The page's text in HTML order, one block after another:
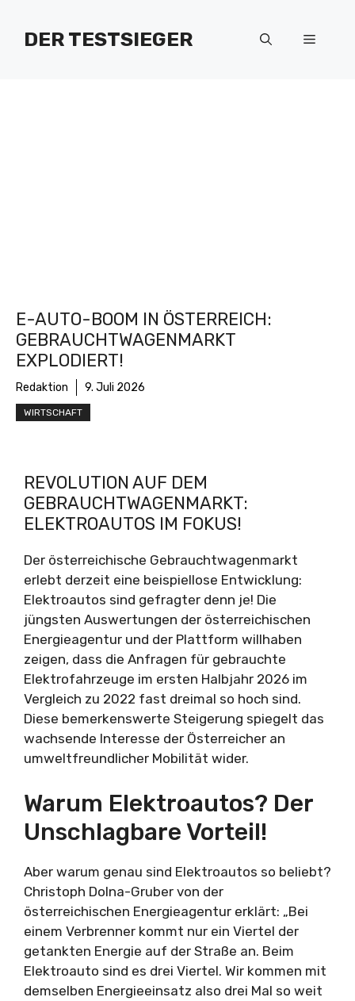
Inhalt
springenDER TESTSIEGER Menü
E-AUTO-BOOM IN ÖSTERREICH:
GEBRAUCHTWAGENMARKT
EXPLODIERT!
Redaktion 9. Juli 2026
WIRTSCHAFT
REVOLUTION AUF DEM
GEBRAUCHTWAGENMARKT:
ELEKTROAUTOS IM FOKUS!
Der österreichische Gebrauchtwagenmarkt
erlebt derzeit eine beispiellose Entwicklung:
Elektroautos sind gefragter denn je! Die
jüngsten Auswertungen der österreichischen
Energieagentur und der Plattform willhaben
zeigen, dass die Anfragen für gebrauchte
Elektrofahrzeuge im ersten Halbjahr 2026 im
Vergleich zu 2022 fast dreimal so hoch sind.
Diese bemerkenswerte Steigerung spiegelt das
wachsende Interesse der Österreicher an
umweltfreundlicher Mobilität wider.
Warum Elektroautos? Der
Unschlagbare Vorteil!
Aber warum genau sind Elektroautos so beliebt?
Christoph Dolna-Gruber von der
österreichischen Energieagentur erklärt: „Bei
einem Verbrenner kommt nur ein Viertel der
getankten Energie auf der Straße an. Beim
Elektroauto sind es drei Viertel. Wir kommen mit
demselben Energieeinsatz also drei Mal so weit